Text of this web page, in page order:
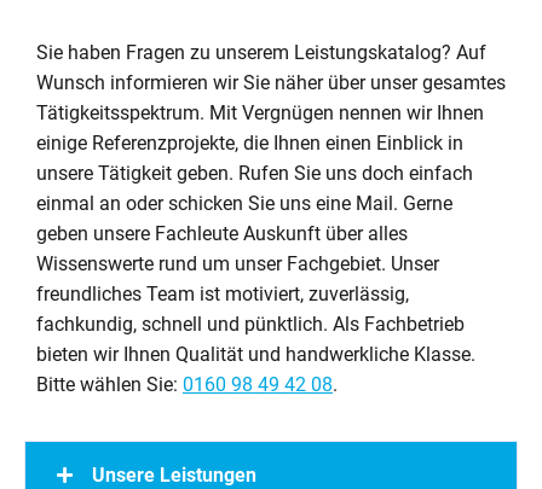
Sie haben Fragen zu unserem Leistungskatalog? Auf
Wunsch informieren wir Sie näher über unser gesamtes
Tätigkeitsspektrum. Mit Vergnügen nennen wir Ihnen
einige Referenzprojekte, die Ihnen einen Einblick in
unsere Tätigkeit geben. Rufen Sie uns doch einfach
einmal an oder schicken Sie uns eine Mail. Gerne
geben unsere Fachleute Auskunft über alles
Wissenswerte rund um unser Fachgebiet. Unser
freundliches Team ist motiviert, zuverlässig,
fachkundig, schnell und pünktlich. Als Fachbetrieb
bieten wir Ihnen Qualität und handwerkliche Klasse.
Bitte wählen Sie: 0160 98 49 42 08.
Unsere Leistungen